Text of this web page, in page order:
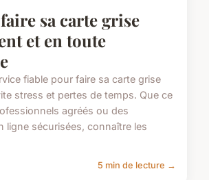
sa carte grise
et en toute
fiable pour faire sa carte grise
stress et pertes de temps. Que ce
agréés ou des
ligne sécurisées, connaître les
5 min de lecture →